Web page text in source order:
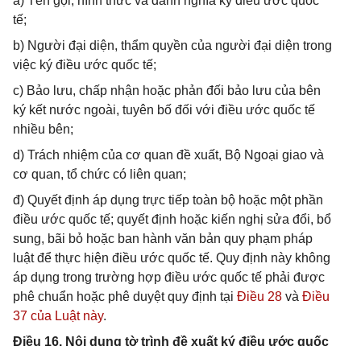
tế;
b) Người đại diện, thẩm quyền của người đại diện trong
việc ký điều ước quốc tế;
c) Bảo lưu, chấp nhận hoặc phản đối bảo lưu của bên
ký kết nước ngoài, tuyên bố đối với điều ước quốc tế
nhiều bên;
d) Trách nhiệm của cơ quan đề xuất, Bộ Ngoại giao và
cơ quan, tổ chức có liên quan;
đ) Quyết định áp dụng trực tiếp toàn bộ hoặc một phần
điều ước quốc tế; quyết định hoặc kiến nghị sửa đổi, bổ
sung, bãi bỏ hoặc ban hành văn bản quy phạm pháp
luật để thực hiện điều ước quốc tế. Quy định này không
áp dụng trong trường hợp điều ước quốc tế phải được
phê chuẩn hoặc phê duyệt quy định tại Điều 28 và Điều
37 của Luật này.
Điều 16. Nội dung tờ trình đề xuất ký điều ước quốc